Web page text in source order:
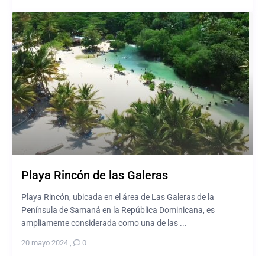
Playa Rincón de las Galeras
Playa Rincón, ubicada en el área de Las Galeras de la
Península de Samaná en la República Dominicana, es
ampliamente considerada como una de las ...
20 mayo 2024, 0